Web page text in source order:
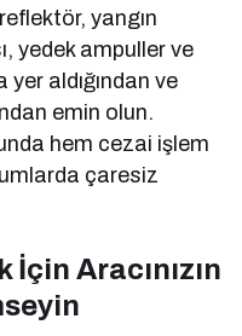
yangın
yedek ampuller ve
aldığından ve
emin olun.
hem cezai işlem
çaresiz
Aracınızın